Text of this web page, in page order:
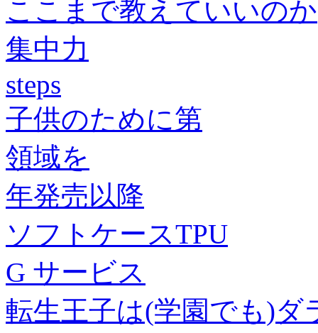
ここまで教えていいのか
集中力
steps
子供のために第
領域を
年発売以降
ソフトケースTPU
G サービス
転生王子は(学園でも)ダ